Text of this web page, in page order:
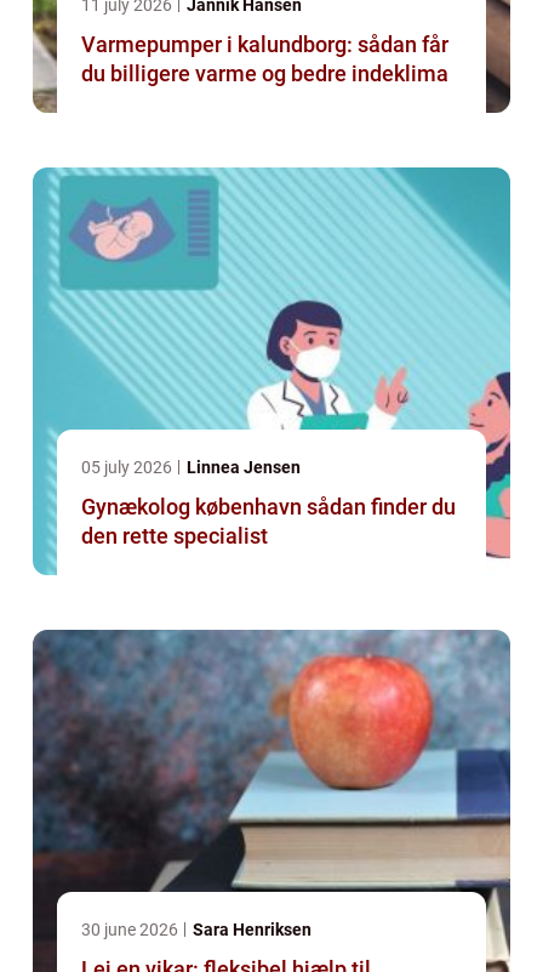
11 july 2026 Jannik Hansen
Varmepumper i kalundborg: sådan får
du billigere varme og bedre indeklima
05 july 2026 Linnea Jensen
Gynækolog københavn sådan finder du
den rette specialist
30 june 2026 Sara Henriksen